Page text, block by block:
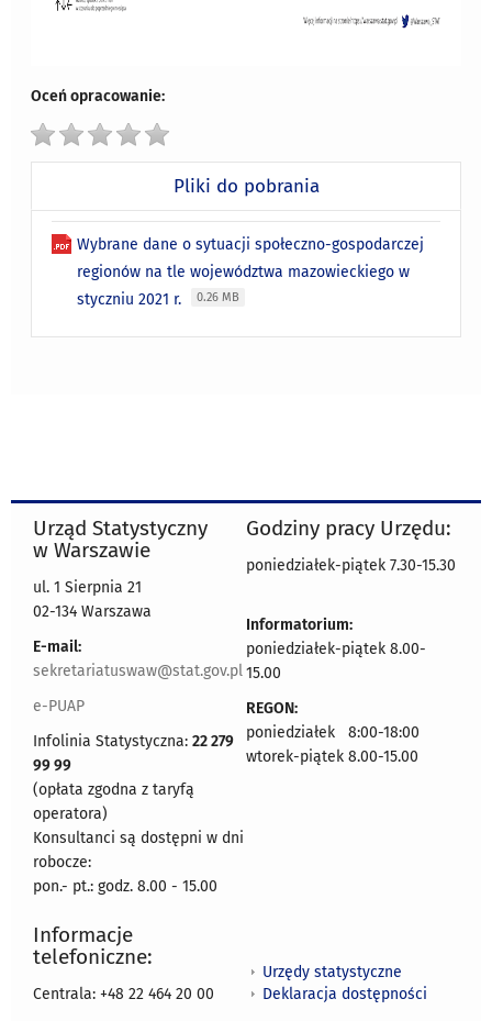
Oceń opracowanie:
Pliki do pobrania
Wybrane dane o sytuacji społeczno-gospodarczej
regionów na tle województwa mazowieckiego w
styczniu 2021 r.
0.26 MB
Urząd Statystyczny
w Warszawie
ul. 1 Sierpnia 21
02-134 Warszawa
E-mail:
sekretariatuswaw@stat.gov.pl
e-PUAP
Infolinia Statystyczna: 22 279
99 99
(opłata zgodna z taryfą
operatora)
Konsultanci są dostępni w dni
robocze:
pon.- pt.: godz. 8.00 - 15.00
Godziny pracy Urzędu:
poniedziałek-piątek 7.30-15.30
Informatorium:
poniedziałek-piątek 8.00-
15.00
REGON:
poniedziałek 8:00-18:00
wtorek-piątek 8.00-15.00
Informacje
telefoniczne:
Centrala: +48 22 464 20 00
Urzędy statystyczne
Deklaracja dostępności